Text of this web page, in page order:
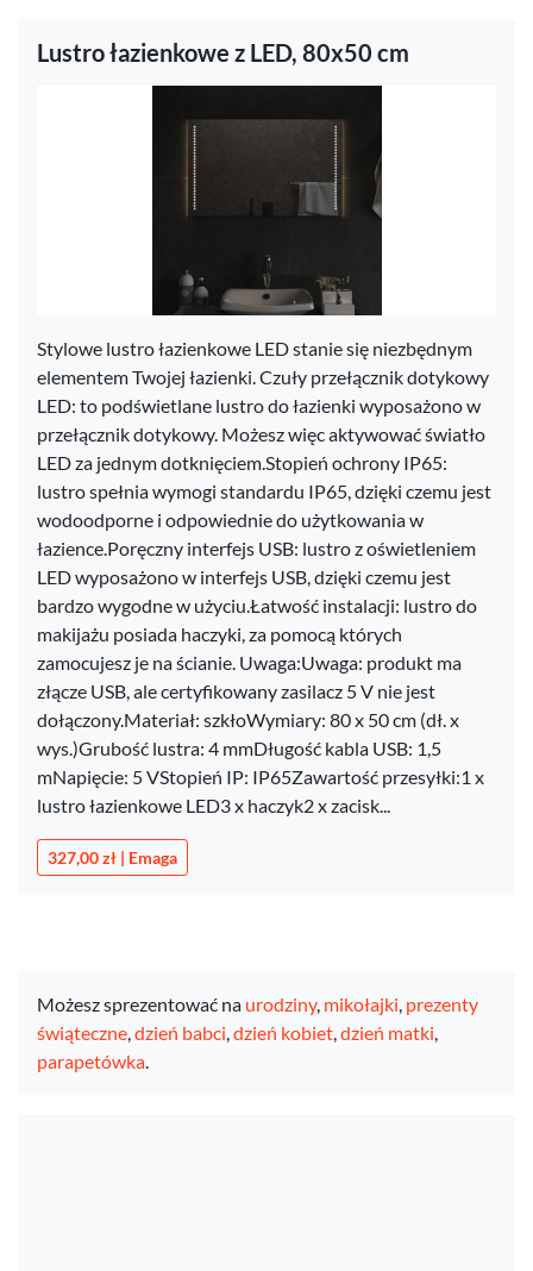
Lustro łazienkowe z LED, 80x50 cm
Stylowe lustro łazienkowe LED stanie się niezbędnym
elementem Twojej łazienki. Czuły przełącznik dotykowy
LED: to podświetlane lustro do łazienki wyposażono w
przełącznik dotykowy. Możesz więc aktywować światło
LED za jednym dotknięciem.Stopień ochrony IP65:
lustro spełnia wymogi standardu IP65, dzięki czemu jest
wodoodporne i odpowiednie do użytkowania w
łazience.Poręczny interfejs USB: lustro z oświetleniem
LED wyposażono w interfejs USB, dzięki czemu jest
bardzo wygodne w użyciu.Łatwość instalacji: lustro do
makijażu posiada haczyki, za pomocą których
zamocujesz je na ścianie. Uwaga:Uwaga: produkt ma
złącze USB, ale certyfikowany zasilacz 5 V nie jest
dołączony.Materiał: szkłoWymiary: 80 x 50 cm (dł. x
wys.)Grubość lustra: 4 mmDługość kabla USB: 1,5
mNapięcie: 5 VStopień IP: IP65Zawartość przesyłki:1 x
lustro łazienkowe LED3 x haczyk2 x zacisk...
327,00 zł | Emaga
Możesz sprezentować na urodziny, mikołajki, prezenty
świąteczne,dzień babci,dzień kobiet,dzień matki,
parapetówka.